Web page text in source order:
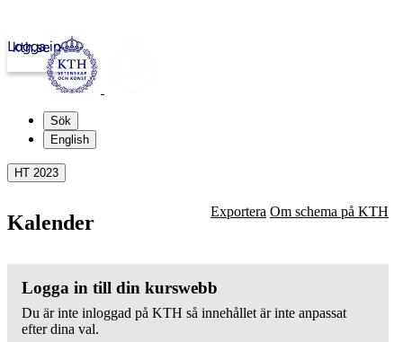
kth.se
Logga in
Sök
English
HT 2023
Kalender Exportera Om schema på KTH
Logga in till din kurswebb
Du är inte inloggad på KTH så innehållet är inte anpassat
efter dina val.